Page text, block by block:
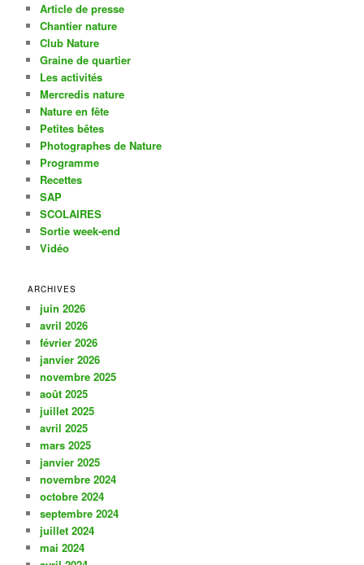
Article de presse
Chantier nature
Club Nature
Graine de quartier
Les activités
Mercredis nature
Nature en fête
Petites bêtes
Photographes de Nature
Programme
Recettes
SAP
SCOLAIRES
Sortie week-end
Vidéo
ARCHIVES
juin 2026
avril 2026
février 2026
janvier 2026
novembre 2025
août 2025
juillet 2025
avril 2025
mars 2025
janvier 2025
novembre 2024
octobre 2024
septembre 2024
juillet 2024
mai 2024